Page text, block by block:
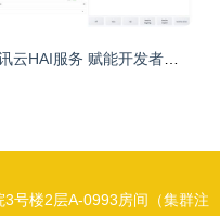
号楼2层A-0993房间（集群注